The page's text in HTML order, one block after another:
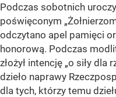
Podczas sobotnich
poświęconym
odczytano apel pamięci
honorową. Podczas
złożył intencję „o siły
dzieło naprawy
dla tych, którzy temu